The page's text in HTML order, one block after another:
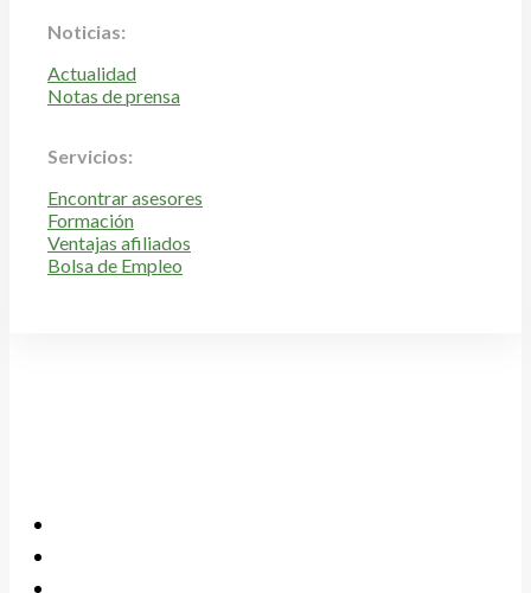
Noticias:
Actualidad
Notas de prensa
Servicios:
Encontrar asesores
Formación
Ventajas afiliados
Bolsa de Empleo